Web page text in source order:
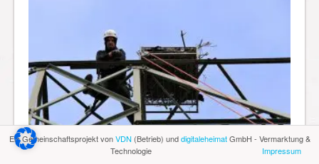
Ein Gemeinschaftsprojekt vonVDN(Betrieb) unddigitaleheimatGmbH - Vermarktung &
Technologie
Impressum